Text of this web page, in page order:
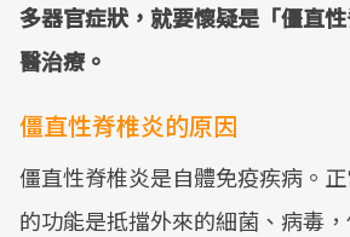
多器官症狀，就要懷疑是「僵直
醫治療。
僵直性脊椎炎的原因
僵直性脊椎炎是自體免疫疾病。
的功能是抵擋外來的細菌、病毒